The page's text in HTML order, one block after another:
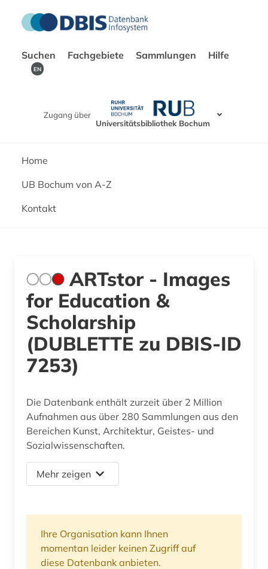
Suchen Fachgebiete Sammlungen Hilfe
EN
Zugang über
Universitätsbibliothek Bochum
Home
UB Bochum von A-Z
Kontakt
ARTstor - Images
for Education &
Scholarship
(DUBLETTE zu DBIS-ID
7253)
Die Datenbank enthält zurzeit über 2 Million
Aufnahmen aus über 280 Sammlungen aus den
Bereichen Kunst, Architektur, Geistes- und
Sozialwissenschaften.
Mehr zeigen
Ihre Organisation kann Ihnen
momentan leider keinen Zugriff auf
diese Datenbank anbieten.